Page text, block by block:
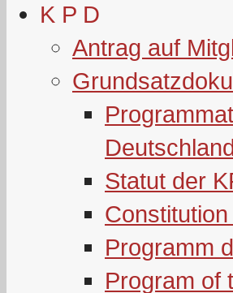
K P D
Antrag auf
Statut der
Programm
Program of